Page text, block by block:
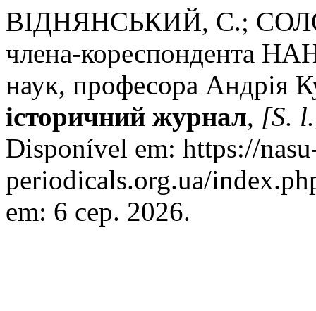
ВІДНЯНСЬКИЙ, С.;
члена-кореспондента
наук, професора Андрія
історичний журнал, [S.
Disponível em: https://
periodicals.org.ua/
em: 6 сер. 2026.